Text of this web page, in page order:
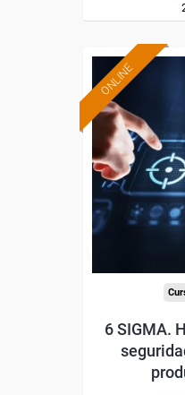
ONLINE
Para
trabajadores y
6 SIGMA.